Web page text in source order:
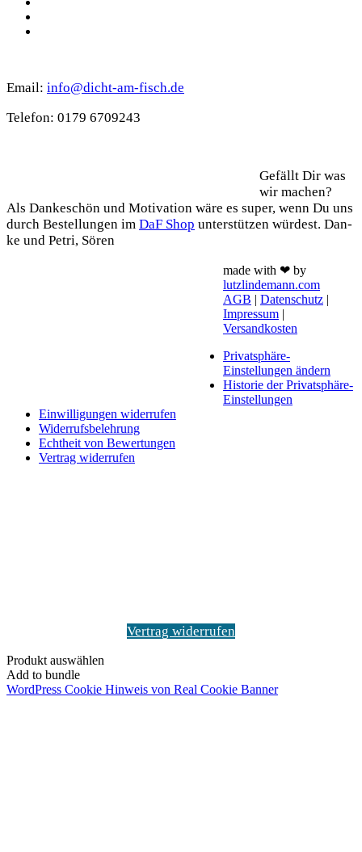
Email: info@dicht-am-fisch.de
Tele­fon: 0179 6709243
Gefällt Dir was
wir machen?
Als Dan­ke­schön und Moti­va­ti­on wäre es super, wenn Du uns
durch Bestel­lun­gen im DaF Shop unter­stüt­zen wür­dest. Dan­
ke und Petri, Sören
made with ❤ by
lutzlindemann.com
AGB | Datenschutz |
Impressum |
Versandkosten
Privatsphäre-
Einstellungen ändern
Historie der Privatsphäre-
Einstellungen
Einwilligungen widerrufen
Widerrufsbelehrung
Echtheit von Bewertungen
Vertrag widerrufen
Vertrag widerrufen
Produkt auswählen
Add to bundle
WordPress Cookie Hinweis von Real Cookie Banner